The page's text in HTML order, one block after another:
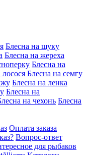
Блесна на щуку
Блесна на жереха
Блесна на
лосося Блесна на семгу
Блесна на ленка
Блесна на
на чехонь Блесна
Оплата заказа
Вопрос-ответ
для рыбаков